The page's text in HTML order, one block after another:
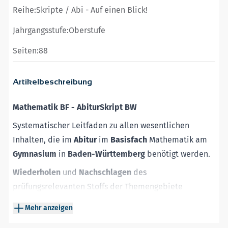
Artikelbeschreibung
Mathematik BF - AbiturSkript BW
Systematischer Leitfaden zu allen wesentlichen
Inhalten, die im Abitur im Basisfach Mathematik am
Gymnasium in Baden-Württemberg benötigt werden.
Wiederholen und Nachschlagen des
prüfungsrelevanten Stoffs der Themengebiete
dem neuen Bildungsplan
Mehr anzeigen
Reihe:Skripte / Abi - Auf einen Blick!
Jahrgangsstufe:Oberstufe
Seiten:88